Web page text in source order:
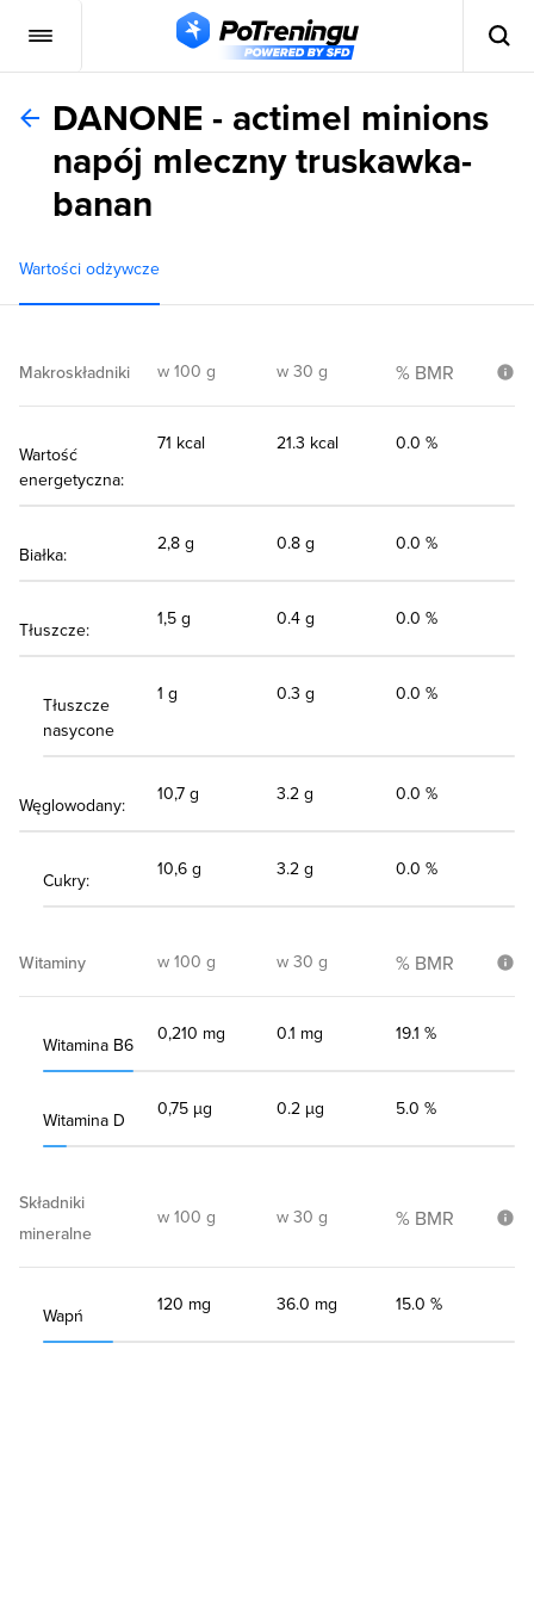
DANONE - actimel minions
napój mleczny truskawka-
banan
Wartości odżywcze
Makroskładniki w 100 g w 30 g % BMR
Wartość
energetyczna:
71 kcal 21.3 kcal 0.0 %
Białka:
2,8 g 0.8 g 0.0 %
Tłuszcze:
1,5 g 0.4 g 0.0 %
Tłuszcze
nasycone
1 g 0.3 g 0.0 %
Węglowodany:
10,7 g 3.2 g 0.0 %
Cukry:
10,6 g 3.2 g 0.0 %
Witaminy w 100 g w 30 g % BMR
Witamina B6
0,210 mg 0.1 mg 19.1 %
Witamina D
0,75 µg 0.2 µg 5.0 %
Składniki
mineralne
w 100 g w 30 g % BMR
Wapń
120 mg 36.0 mg 15.0 %